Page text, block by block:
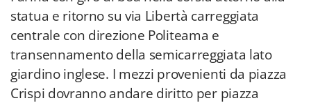
statua e ritorno su via Libertà carreggiata
centrale con direzione Politeama e
transennamento della semicarreggiata lato
giardino inglese. I mezzi provenienti da piazza
Crispi dovranno andare diritto per piazza